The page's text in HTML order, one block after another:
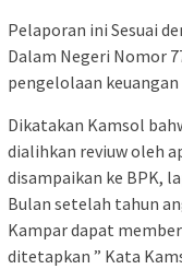
Pelaporan ini Sesuai
Dalam Negeri Nomor
pengelolaan
Dikatakan Kamsol
dialihkan reviuw oleh
disampaikan ke BPK,
Bulan setelah tahun
Kampar dapat
ditetapkan ” Kata